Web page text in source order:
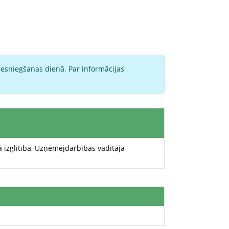
dienā. Par informācijas
izglītība, Uzņēmējdarbības vadītāja